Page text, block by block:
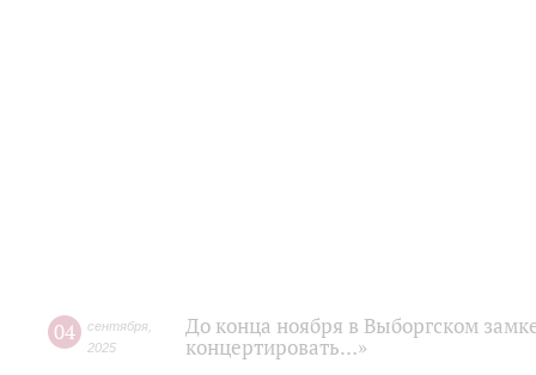
04 сентября
2025
До конца ноября в Выборгском
концертировать…»